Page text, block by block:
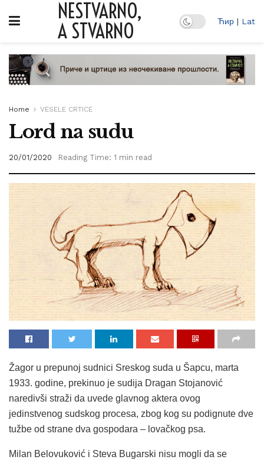
NESTVARNO,
A STVARNO Ћир | Lat
Home VESELE CRTICE
Lord na sudu
20/01/2020 Reading Time: 1 min read
Žagor u prepunoj sudnici Sreskog suda u Šapcu, marta
1933. godine, prekinuo je sudija Dragan Stojanović
naredivši straži da uvede glavnog aktera ovog
jedinstvenog sudskog procesa, zbog kog su podignute dve
tužbe od strane dva gospodara – lovačkog psa.
Milan Belovuković i Steva Bugarski nisu mogli da se